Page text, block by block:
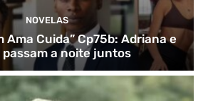
NOVELAS
Ama Cuida” Cp75b: Adriana e
passam a noite juntos